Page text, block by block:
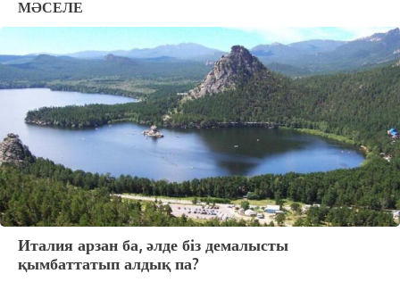
МӘСЕЛЕ
Италия арзан ба, әлде біз демалысты
қымбаттатып алдық па?